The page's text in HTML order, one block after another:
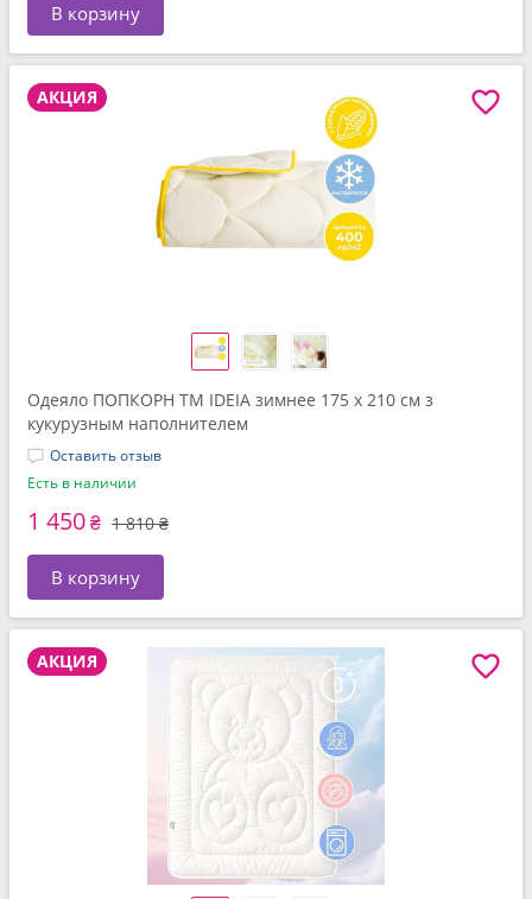
В корзину
АКЦИЯ
Одеяло ПОПКОРН ТМ IDEIA зимнее 175 x 210 см з
кукурузным наполнителем
Оставить отзыв
Есть в наличии
1 450₴ 1 810 ₴
В корзину
АКЦИЯ